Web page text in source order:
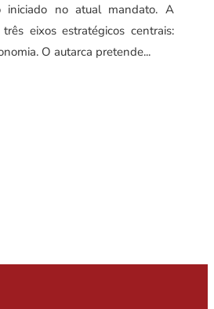
iniciado no atual mandato. A
eixos estratégicos centrais:
O autarca pretende...